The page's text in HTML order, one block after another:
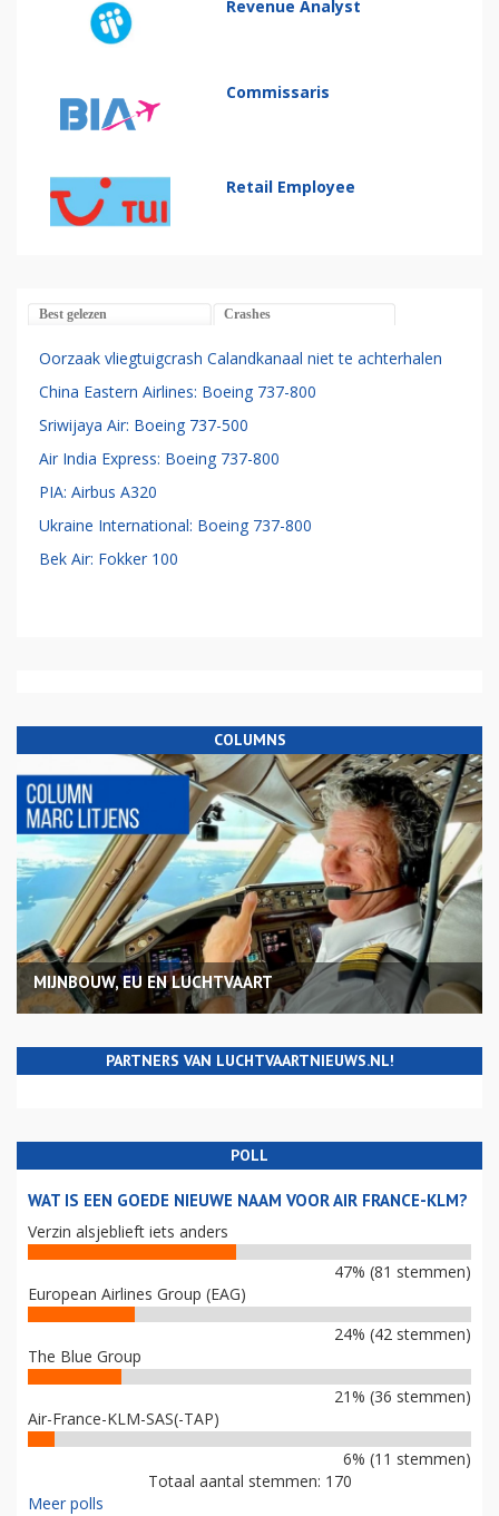
Revenue Analyst
Commissaris
Retail Employee
Best gelezen Crashes
Oorzaak vliegtuigcrash Calandkanaal niet te achterhalen
China Eastern Airlines: Boeing 737-800
Sriwijaya Air: Boeing 737-500
Air India Express: Boeing 737-800
PIA: Airbus A320
Ukraine International: Boeing 737-800
Bek Air: Fokker 100
COLUMNS
MIJNBOUW, EU EN LUCHTVAART
PARTNERS VAN LUCHTVAARTNIEUWS.NL!
POLL
WAT IS EEN GOEDE NIEUWE NAAM VOOR AIR FRANCE-KLM?
Verzin alsjeblieft iets anders
47% (81 stemmen)
European Airlines Group (EAG)
24% (42 stemmen)
The Blue Group
21% (36 stemmen)
Air-France-KLM-SAS(-TAP)
6% (11 stemmen)
Totaal aantal stemmen: 170
Meer polls